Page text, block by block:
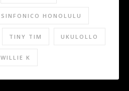
SINFONICO HONOLULU
TINY TIM UKULOLLO
WILLIE K